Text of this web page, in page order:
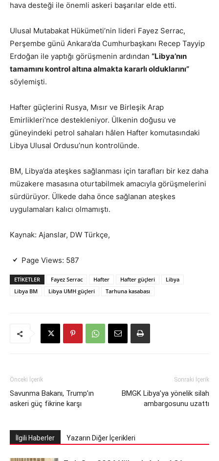
hava desteği ile önemli askeri başarılar elde etti.
Ulusal Mutabakat Hükümeti’nin lideri Fayez Serrac,
Perşembe günü Ankara’da Cumhurbaşkanı Recep Tayyip
Erdoğan ile yaptığı görüşmenin ardından “Libya’nın
tamamını kontrol altına almakta kararlı olduklarını”
söylemişti.
Hafter güçlerini Rusya, Mısır ve Birleşik Arap
Emirlikleri’nce destekleniyor. Ülkenin doğusu ve
güneyindeki petrol sahaları hâlen Hafter komutasındaki
Libya Ulusal Ordusu’nun kontrolünde.
BM, Libya’da ateşkes sağlanması için tarafları bir kez daha
müzakere masasına oturtabilmek amacıyla görüşmelerini
sürdürüyor. Ülkede daha önce sağlanan ateşkes
uygulamaları kalıcı olmamıştı.
Kaynak: Ajanslar, DW Türkçe,
Page Views: 587
ETIKETLER Fayez Serrac Hafter Hafter güçleri
Libya
Libya BM
Libya UMH güçleri Tarhuna kasabası
Önceki İçerik
Savunma Bakanı, Trump’ın
askeri güç fikrine karşı
Sonraki İçerik
BMGK Libya’ya yönelik silah
ambargosunu uzattı
İlgili Haberler Yazarın Diğer İçerikleri